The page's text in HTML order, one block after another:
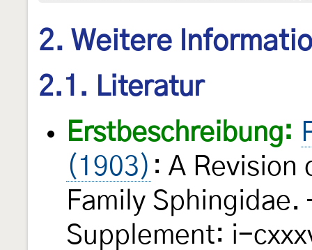
2. Weitere
2.1. Literatur
Erstbeschreibung:
(1903) : A Revision
Family
Supplement: i-